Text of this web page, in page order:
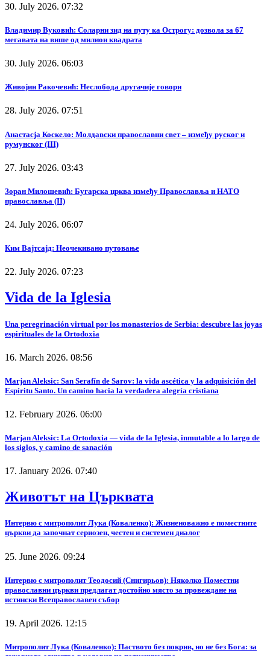
30. July 2026. 07:32
Владимир Вуковић: Соларни зид на путу ка Острогу: дозвола за 67
мегавата на више од милион квадрата
30. July 2026. 06:03
Живојин Ракочевић: Неслобода другачије говори
28. July 2026. 07:51
Анастасја Коскело: Молдавски православни свет – између руског и
румунског (III)
27. July 2026. 03:43
Зоран Милошевић: Бугарска црква између Православља и НАТО
православља (II)
24. July 2026. 06:07
Ким Вајтсајд: Неочекивано путовање
22. July 2026. 07:23
Vida de la Iglesia
Una peregrinación virtual por los monasterios de Serbia: descubre las joyas
espirituales de la Ortodoxia
16. March 2026. 08:56
Marjan Aleksic: San Serafín de Sarov: la vida ascética y la adquisición del
Espíritu Santo. Un camino hacia la verdadera alegría cristiana
12. February 2026. 06:00
Marjan Aleksic: La Ortodoxia — vida de la Iglesia, inmutable a lo largo de
los siglos, y camino de sanación
17. January 2026. 07:40
Животът на Църквата
Интервю с митрополит Лука (Коваленко): Жизненоважно е поместните
църкви да започнат сериозен, честен и системен диалог
25. June 2026. 09:24
Интервю с митрополит Теодосий (Снигирьов): Няколко Поместни
православни църкви предлагат достойно място за провеждане на
истински Всеправославен събор
19. April 2026. 12:15
Митрополит Лука (Коваленко): Паството без покрив, но не без Бога: за